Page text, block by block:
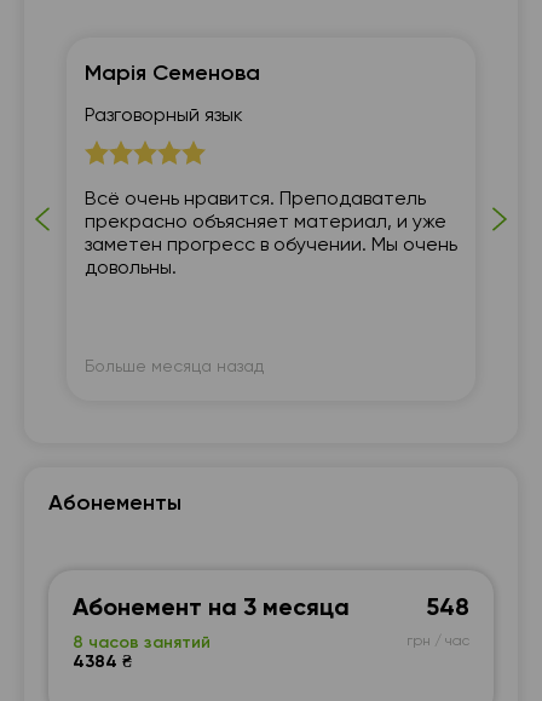
Марія Семенова
Разговорный язык
Всё очень нравится. Преподаватель
прекрасно объясняет материал, и уже
заметен прогресс в обучении. Мы очень
довольны.
Больше месяца назад
Абонементы
Абонемент на 3 месяца
8 часов занятий
4384 ₴
548
грн / час